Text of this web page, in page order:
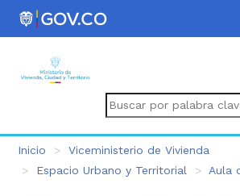
Inicio
Viceministerio de Vivienda
Espacio Urbano y Territorial
Aula